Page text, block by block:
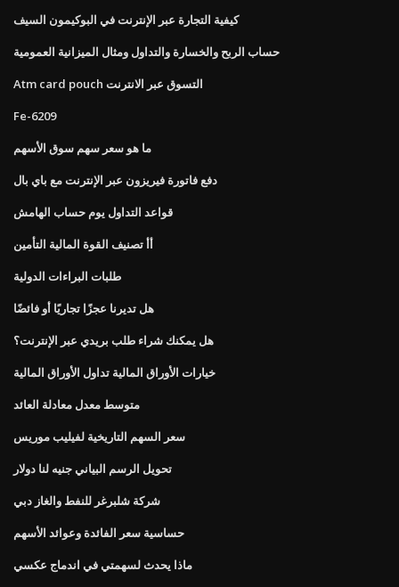
كيفية التجارة عبر الإنترنت في البوكيمون السيف
حساب الربح والخسارة والتداول ومثال الميزانية العمومية
Atm card pouch التسوق عبر الانترنت
Fe-6209
ما هو سعر سهم سوق الأسهم
دفع فاتورة فيريزون عبر الإنترنت مع باي بال
قواعد التداول يوم حساب الهامش
أأ تصنيف القوة المالية التأمين
طلبات البراءات الدولية
هل تديرنا عجزًا تجاريًا أو فائضًا
هل يمكنك شراء طلب بريدي عبر الإنترنت؟
خيارات الأوراق المالية تداول الأوراق المالية
متوسط ​​معدل معادلة العائد
سعر السهم التاريخية لفيليب موريس
تحويل الرسم البياني جنيه لنا دولار
شركة شلبرغر للنفط والغاز دبي
حساسية سعر الفائدة وعوائد الأسهم
ماذا يحدث لسهمتي في اندماج عكسي